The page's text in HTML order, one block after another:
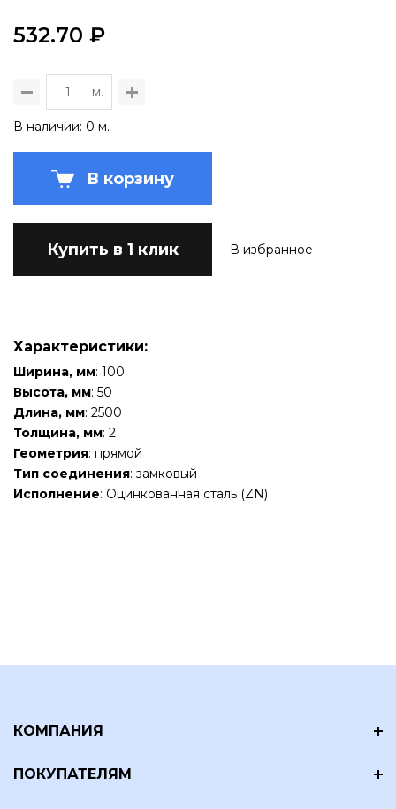
532.70 ₽
м.
В наличии: 0 м.
В корзину
Купить в 1 клик В избранное
Характеристики:
Ширина, мм: 100
Высота, мм: 50
Длина, мм: 2500
Толщина, мм: 2
Геометрия: прямой
Тип соединения: замковый
Исполнение: Оцинкованная сталь (ZN)
КОМПАНИЯ
ПОКУПАТЕЛЯМ